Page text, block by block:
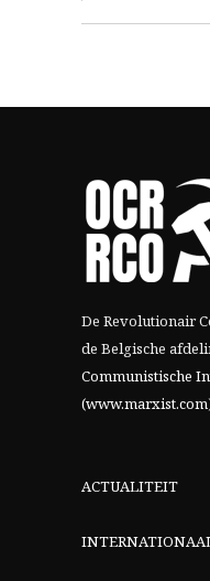
De Revolutionair
de Belgische
Communistische
ACTUALITEIT